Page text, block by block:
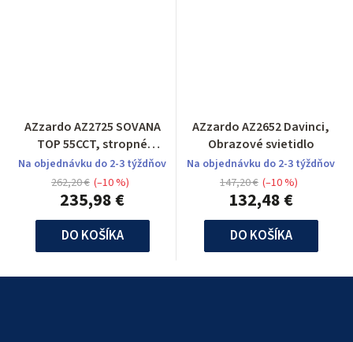
AZzardo AZ2725 SOVANA
TOP 55CCT, stropné
svietidlo
Na objednávku do 2-3 týždňov
235,98 €
262,20 € (–10 %)
DO KOŠÍKA
AZzardo AZ2652 Davinci,
Obrazové svietidlo
Na objednávku do 2-3 týždňov
132,48 €
147,20 € (–10 %)
DO KOŠÍKA